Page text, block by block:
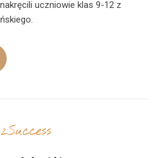
uczniowie klas 9-12 z